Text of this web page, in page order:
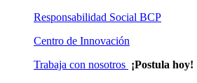
Responsabilidad Social BCP
Centro de Innovación
Trabaja con nosotros ¡Postula hoy!